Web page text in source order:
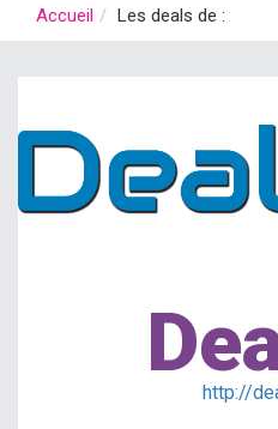
Accueil Les deals de :
http://